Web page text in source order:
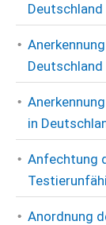
Deutschland
Deutschland
in
Anfechtung
Anordnung